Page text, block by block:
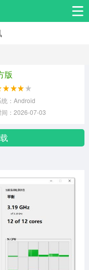
版
统：Android
间：2026-07-03